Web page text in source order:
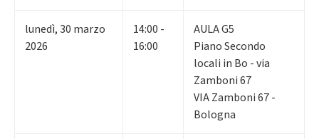
lunedì,30 marzo
2026
14:00 -
16:00
AULA G5
Piano Secondo
locali in Bo - via
Zamboni 67
VIA Zamboni 67 -
Bologna